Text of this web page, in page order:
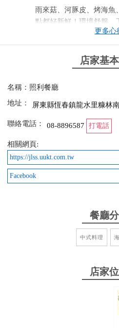
雨來菇、河豚皮、烤海魚
點都好新鮮！環境舒服、
大推的餐廳，餐點好吃服
的和菜，家人們都很喜歡
還有招待新鮮現榨果汁，
2025-12-01
蠻推薦的一間店、很適合
很愛吃煎魚；還有一位綁
2025-09-21
照利庭園海鮮餐廳，炸
搭，出餐很快，份量都
水準，公司旅遊來這吃
更多心
店家基
名稱：照利餐廳
地址：
屏東縣恆春鎮龍水里糠林
聯絡電話： 08-8896587 打電話
相關網頁:
https://jlss.uukt.com.tw
Facebook
餐廳
中式料理
店家